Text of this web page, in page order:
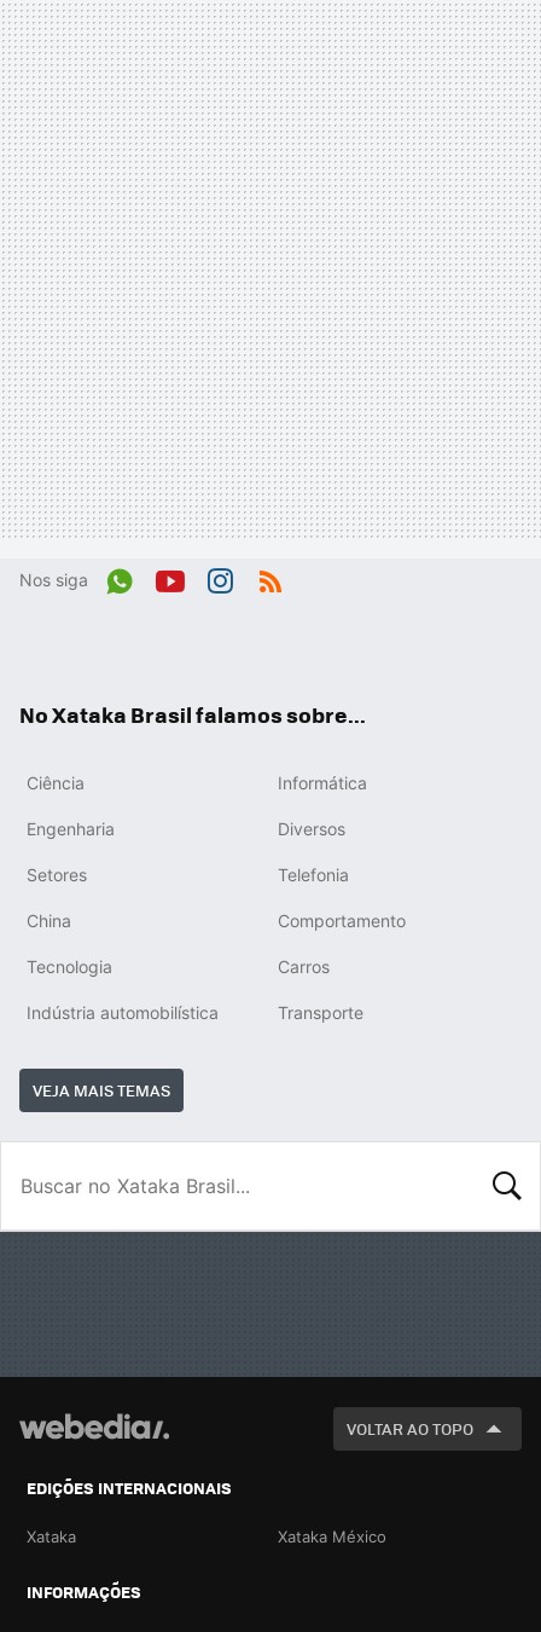
Nos siga
No Xataka Brasil falamos sobre...
Ciência Informática
Engenharia Diversos
Setores Telefonia
China Comportamento
Tecnologia Carros
Indústria automobilística Transporte
VEJA MAIS TEMAS
VOLTAR AO TOPO
EDIÇÕES INTERNACIONAIS
Xataka Xataka México
INFORMAÇÕES